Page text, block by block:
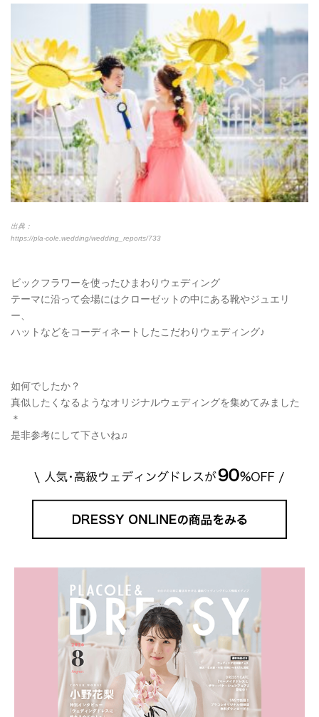
出典：
https://pla-cole.wedding/wedding_reports/733
ビックフラワーを使ったひまわりウェディング
テーマに沿って会場にはクローゼットの中にある靴やジュエリ
ー、
ハットなどをコーディネートしたこだわりウェディング♪
如何でしたか？
真似したくなるようなオリジナルウェディングを集めてみました
＊
是非参考にして下さいね♫